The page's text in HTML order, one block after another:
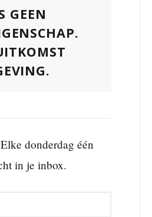
GEEN
donderdag één
in je inbox.